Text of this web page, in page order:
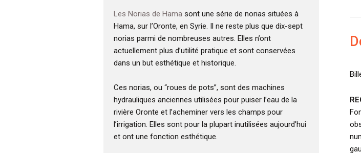
Les Norias de Hamasont une série de norias situées à
Hama, sur l’Oronte, en Syrie. Il ne reste plus que dix-sept
norias parmi de nombreuses autres. Elles n’ont
actuellement plus d’utilité pratique et sont conservées
dans un but esthétique et historique.
Ces norias, ou “roues de pots”, sont des machines
hydrauliques anciennes utilisées pour puiser l’eau de la
rivière Oronte et l’acheminer vers les champs pour
l’irrigation. Elles sont pour la plupart inutilisées aujourd’hui
et ont une fonction esthétique.